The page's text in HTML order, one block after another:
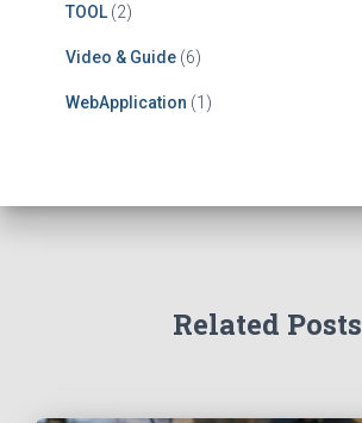
TOOL(2)
Video & Guide (6)
WebApplication (1)
Related Posts